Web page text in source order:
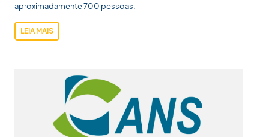
aproximadamente 700 pessoas.
LEIA MAIS